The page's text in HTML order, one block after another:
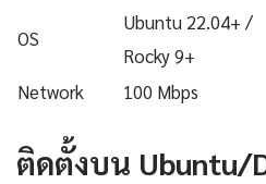
OS
Ubuntu 22.04+ /
Rocky 9+
Network 100 Mbps
ติดตั้งบน Ubuntu/